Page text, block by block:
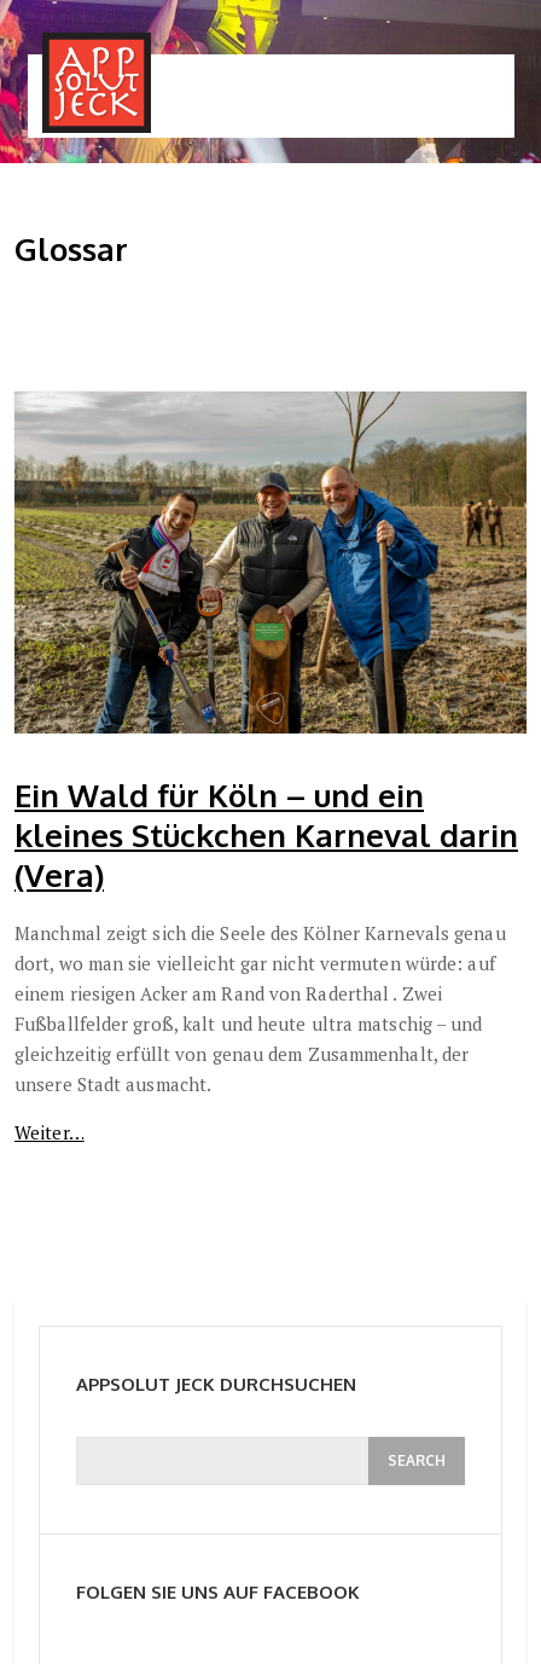
Glossar
Ein Wald für Köln – und ein
kleines Stückchen Karneval darin
(Vera)
Manchmal zeigt sich die Seele des Kölner Karnevals genau
dort, wo man sie vielleicht gar nicht vermuten würde: auf
einem riesigen Acker am Rand von Raderthal . Zwei
Fußballfelder groß, kalt und heute ultra matschig – und
gleichzeitig erfüllt von genau dem Zusammenhalt, der
unsere Stadt ausmacht.
Weiter…
APPSOLUT JECK DURCHSUCHEN
FOLGEN SIE UNS AUF FACEBOOK